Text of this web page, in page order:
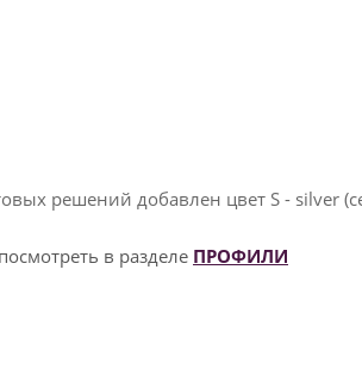
решений добавлен цвет S - silver
в разделе ПРОФИЛИ